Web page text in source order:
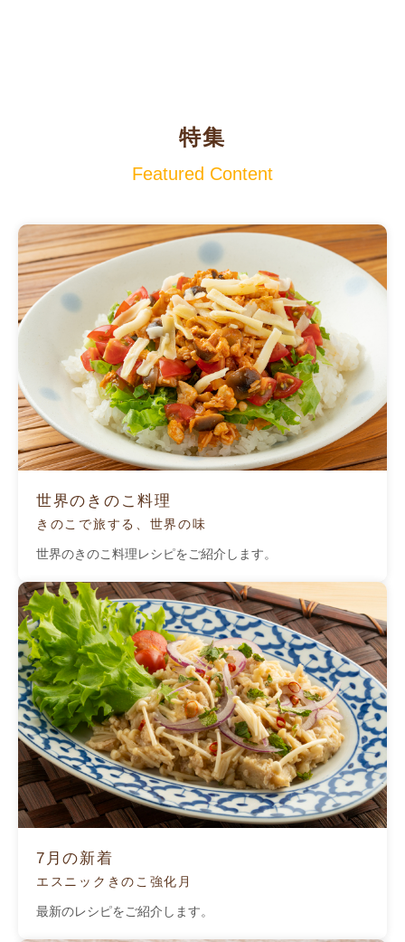
特集
Featured Content
世界のきのこ料理
きのこで旅する、世界の味
世界のきのこ料理レシピをご紹介します。
7月の新着
エスニックきのこ強化月
最新のレシピをご紹介します。